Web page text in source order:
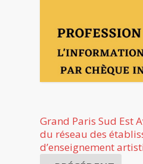
Grand Paris Sud Est
du réseau des
d’enseignement